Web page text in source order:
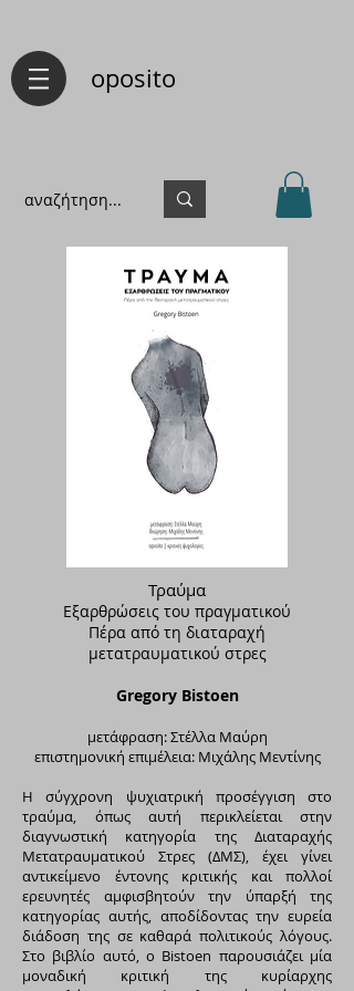
oposito
Τραύμα
Εξαρθρώσεις του πραγματικού
Πέρα από τη διαταραχή
μετατραυματικού στρες
Gregory Bistoen
μετάφραση: Στέλλα Μαύρη
επιστηµονική επιµέλεια: Μιχάλης Μεντίνης
Η σύγχρονη ψυχιατρική προσέγγιση στο
τραύµα, όπως αυτή περικλείεται στην
διαγνωστική κατηγορία της ∆ιαταραχής
Μετατραυµατικού Στρες (∆ΜΣ), έχει γίνει
αντικείµενο έντονης κριτικής και πολλοί
ερευνητές αµφισβητούν την ύπαρξή της
κατηγορίας αυτής, αποδίδοντας την ευρεία
διάδοση της σε καθαρά πολιτικούς λόγους.
Στο βιβλίο αυτό, ο Bistoen παρουσιάζει µία
µοναδική κριτική της κυρίαρχης